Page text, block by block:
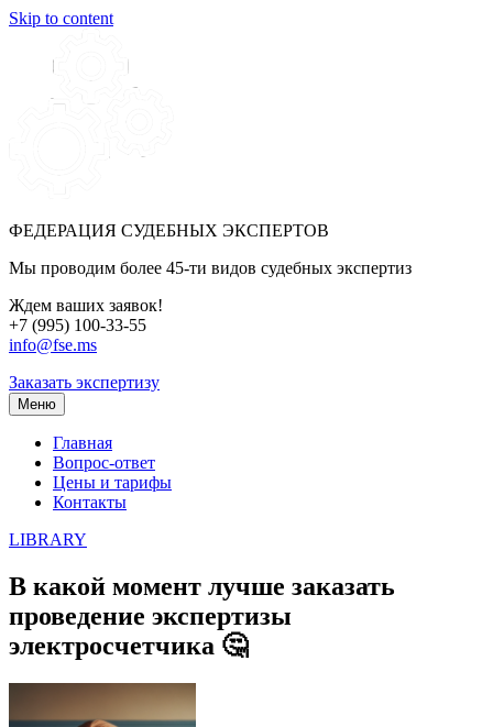
Skip to content
ФЕДЕРАЦИЯ СУДЕБНЫХ ЭКСПЕРТОВ
Мы проводим более 45-ти видов судебных экспертиз
Ждем ваших заявок!
+7 (995) 100-33-55
info@fse.ms
Заказать экспертизу
Меню
Главная
Вопрос-ответ
Цены и тарифы
Контакты
LIBRARY
В какой момент лучше заказать
проведение экспертизы
электросчетчика 🤔